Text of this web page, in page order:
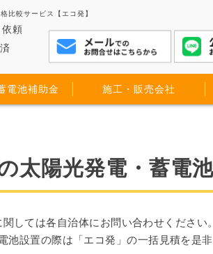
比較サービス【エコ発】
頼
電池補助金 施工・販売会社
太陽光発電・蓄電
しては各自治体にお問い合わせください。
池設置の際は「エコ発」の一括見積を是非